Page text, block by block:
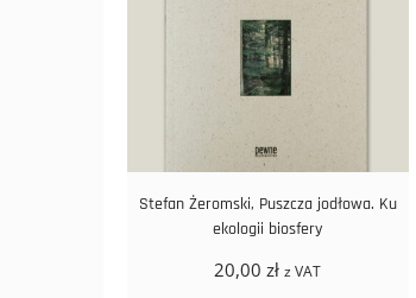
Stefan Żeromski, Puszcza jodłowa. Ku
ekologii biosfery
20,00zł z VAT